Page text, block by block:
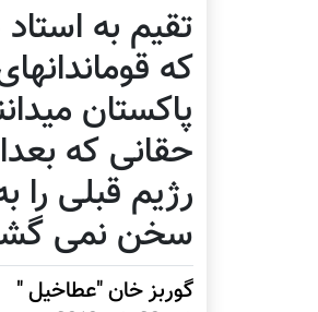
تقیم به
که
پاکستان
حقانی که
رژیم قبلی
سخن نمی
گوربز خان "عطاخیل "